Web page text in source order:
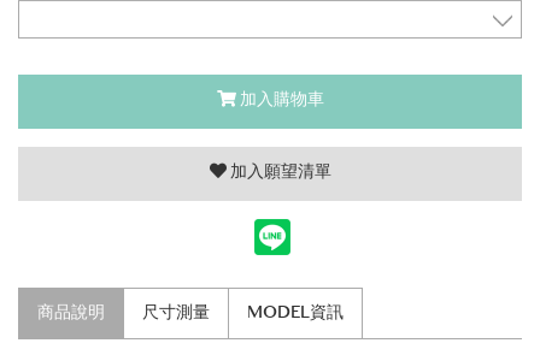
加入購物車
加入願望清單
商品說明 尺寸測量 MODEL資訊